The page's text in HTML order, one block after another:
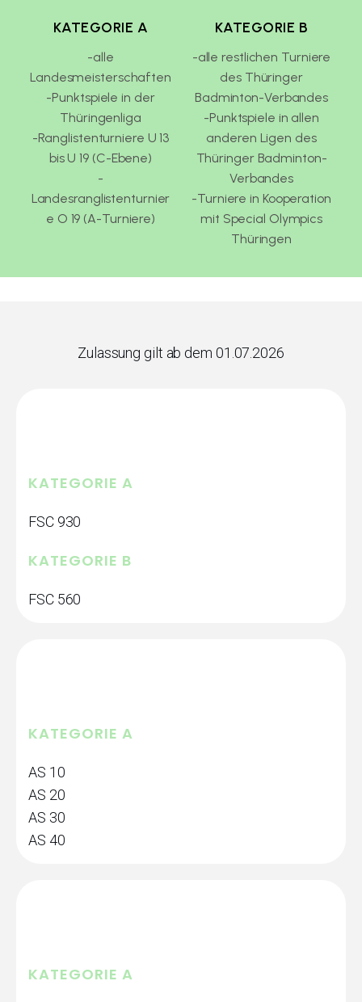
KATEGORIE A
-alle
Landesmeisterschaften
-Punktspiele in der
Thüringenliga
-Ranglistenturniere U 13
bis U 19 (C-Ebene)
-
Landesranglistenturnier
e O 19 (A-Turniere)
KATEGORIE B
-alle restlichen Turniere
des Thüringer
Badminton-Verbandes
-Punktspiele in allen
anderen Ligen des
Thüringer Badminton-
Verbandes
-Turniere in Kooperation
mit Special Olympics
Thüringen
Zulassung gilt ab dem 01.07.2026
KATEGORIE A
FSC 930
KATEGORIE B
FSC 560
KATEGORIE A
AS 10
AS 20
AS 30
AS 40
KATEGORIE A